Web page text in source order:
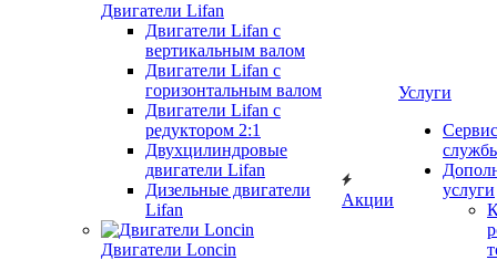
Двигатели Lifan
Двигатели Lifan с
вертикальным валом
Двигатели Lifan с
горизонтальным валом
Двигатели Lifan с
редуктором 2:1
Двухцилиндровые
двигатели Lifan
Дизельные двигатели
Lifan
Двигатели Loncin
Акции
Услуги
услуги